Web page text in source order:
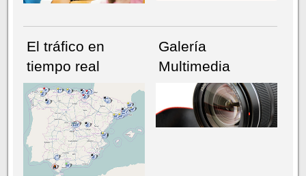
NÚMERO ACTUALHEMEROTECA
El tráfico en
tiempo real
Galería
Multimedia